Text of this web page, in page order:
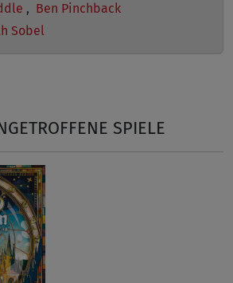
, Ben Pinchback
Sobel
SPIELE